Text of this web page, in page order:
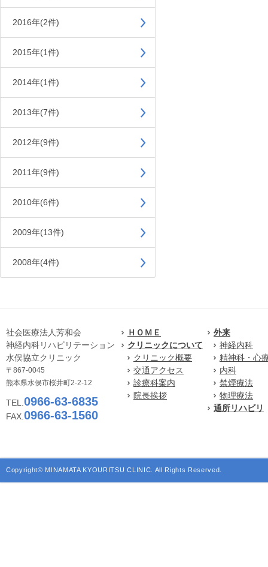
2016年(2件)
2015年(1件)
2014年(1件)
2013年(7件)
2012年(9件)
2011年(9件)
2010年(6件)
2009年(13件)
2008年(4件)
社会医療法人芳和会
神経内科リハビリテーション
水俣協立クリニック
〒867-0045
熊本県水俣市桜井町2-2-12
TEL. 0966-63-6835
FAX. 0966-63-1560
ＨＯＭＥ
クリニックについて
クリニック概要
交通アクセス
診療科案内
院長挨拶
外来
神経内科
精神科・心
内科
禁煙療法
物理療法
通所リハビリ
Copyright© MINAMATA KYOURITSU CLINIC. All Rights Reserved.